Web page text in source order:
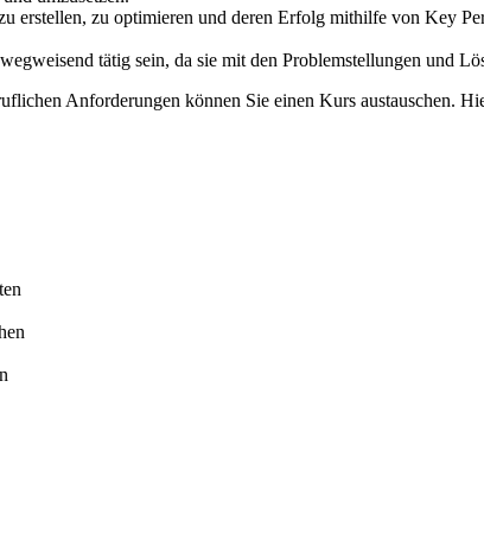
erstellen, zu optimieren und deren Erfolg mithilfe von Key
tätig sein, da sie mit den Problemstellungen und
Anforderungen können Sie einen Kurs austauschen.